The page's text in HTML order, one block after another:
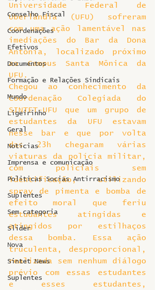
Conselho Fiscal
Coordenações
Efetivos
Documentos
Formação e Relações Sindicais
Mundo
Ligeirinho
Geral
Notícias
Imprensa e comunicação
Politicas Socias Antirracismo
Suplentes
Sem categoria
Slider
Nova
Sintet News
Suplentes
Universidade Federal de
Uberlândia (UFU) sofreram
com uma ação lamentável nas
imediações do Bar da Dona
Antônia, localizado próximo
ao Campus Santa Mônica da
UFU.
Chegou ao conhecimento da
Coordenação Colegiada do
SINTET-UFU que um grupo de
estudantes da UFU estavam
nesse bar e que por volta
das 23h chegaram várias
viaturas da polícia militar,
com policiais sem
identificação, utilizando
spray de pimenta e bomba de
efeito moral que feriu
estudantes atingidas e
atingidos por estilhaços
dessa bomba. Essa ação
truculenta, desproporcional,
realizada sem nenhum diálogo
prévio com essas estudantes
e esses estudantes,